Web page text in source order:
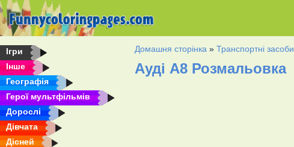
Ігри
Інше
Географія
Герої мультфільмів
Дорослі
Дівчата
Дісней
Домашня сторінка »Транспортні засоби
Ауді А8 Розмальовка